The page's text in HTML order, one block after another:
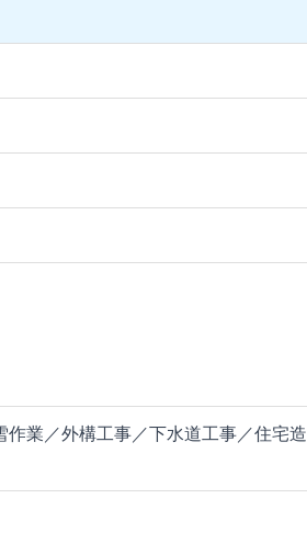
業／外構工事／下水道工事／住宅造